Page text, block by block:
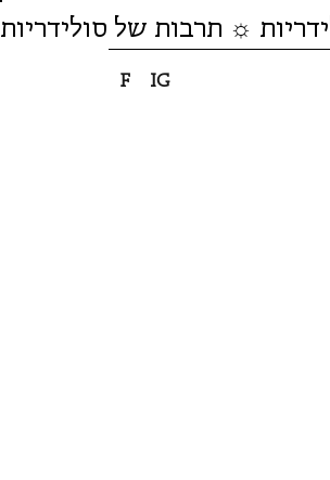
F IG
☼ תרבות של סולידריות